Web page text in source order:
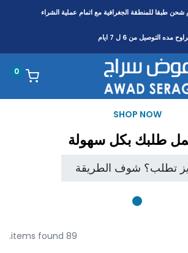
شحن طبقا للمنطقةالجغرافية مع اتمام عملية الشراء
مده التوصيل من 6 ل 7 ايام
0
SHOP NOW
طلبك بكل سهولة
تطلب؟ شوف الطريقة
89 items found.